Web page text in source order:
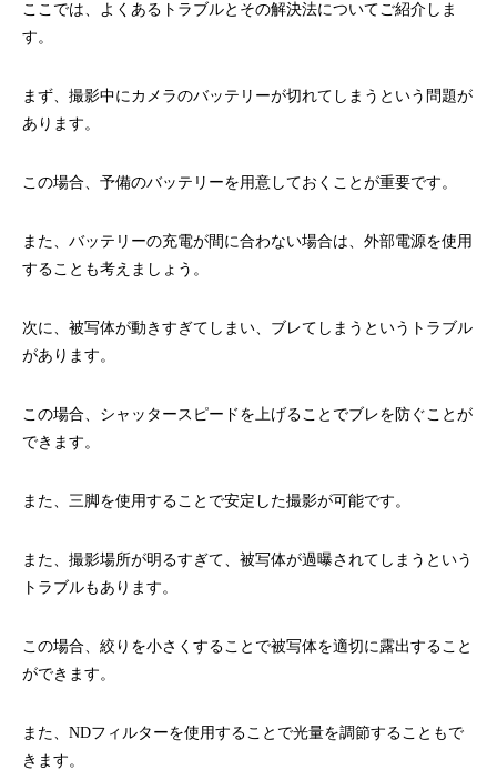
ここでは、よくあるトラブルとその解決法についてご紹介しま
す。
まず、撮影中にカメラのバッテリーが切れてしまうという問題が
あります。
この場合、予備のバッテリーを用意しておくことが重要です。
また、バッテリーの充電が間に合わない場合は、外部電源を使用
することも考えましょう。
次に、被写体が動きすぎてしまい、ブレてしまうというトラブル
があります。
この場合、シャッタースピードを上げることでブレを防ぐことが
できます。
また、三脚を使用することで安定した撮影が可能です。
また、撮影場所が明るすぎて、被写体が過曝されてしまうという
トラブルもあります。
この場合、絞りを小さくすることで被写体を適切に露出すること
ができます。
また、NDフィルターを使用することで光量を調節することもで
きます。